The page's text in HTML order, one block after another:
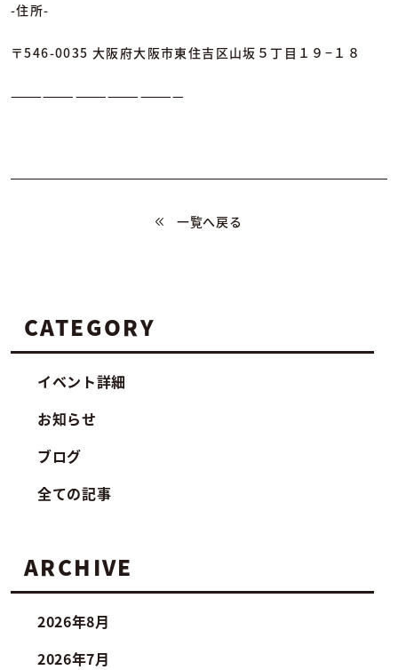
-住所-
〒546-0035 大阪府大阪市東住吉区山坂５丁目１９−１８
————————————————
一覧へ戻る
CATEGORY
イベント詳細
お知らせ
ブログ
全ての記事
ARCHIVE
2026年8月
2026年7月